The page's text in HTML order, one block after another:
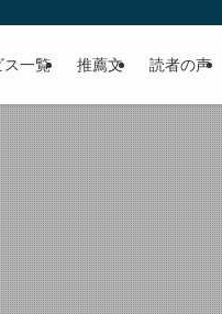
笑える軽やかな話を「情報の
ス一覧 推薦文 読者の声